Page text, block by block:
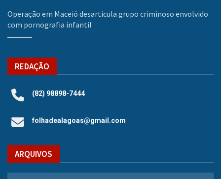
Operação em Maceió desarticula grupo criminoso envolvido
com pornografia infantil
REDAÇÃO
(82) 98898-7444
folhadealagoas@gmail.com
ARQUIVOS